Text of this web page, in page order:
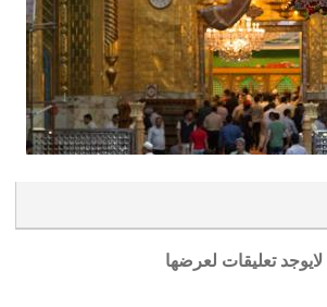
لايوجد تعليقات لعرضها